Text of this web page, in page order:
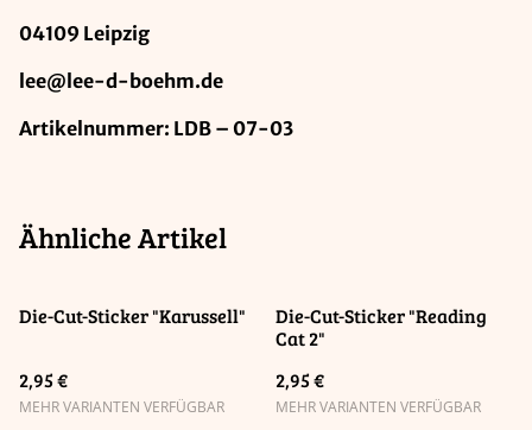
04109 Leipzig
lee@lee-d-boehm.de
Artikelnummer: LDB – 07-03
Ähnliche Artikel
Die-Cut-Sticker "Karussell"
2,95 €
MEHR VARIANTEN VERFÜGBAR
Die-Cut-Sticker "Reading
Cat 2"
2,95 €
MEHR VARIANTEN VERFÜGBAR